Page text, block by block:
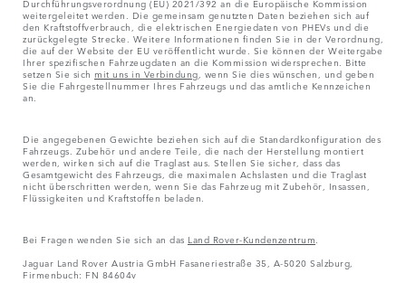
Durchführungsverordnung (EU) 2021/392 an die Europäische Kommission
weitergeleitet werden. Die gemeinsam genutzten Daten beziehen sich auf
den Kraftstoffverbrauch, die elektrischen Energiedaten von PHEVs und die
zurückgelegte Strecke. Weitere Informationen finden Sie in der Verordnung,
die auf der Website der EU veröffentlicht wurde. Sie können der Weitergabe
Ihrer spezifischen Fahrzeugdaten an die Kommission widersprechen. Bitte
setzen Sie sich mit uns in Verbindung, wenn Sie dies wünschen, und geben
Sie die Fahrgestellnummer Ihres Fahrzeugs und das amtliche Kennzeichen
an.
Die angegebenen Gewichte beziehen sich auf die Standardkonfiguration des
Fahrzeugs. Zubehör und andere Teile, die nach der Herstellung montiert
werden, wirken sich auf die Traglast aus. Stellen Sie sicher, dass das
Gesamtgewicht des Fahrzeugs, die maximalen Achslasten und die Traglast
nicht überschritten werden, wenn Sie das Fahrzeug mit Zubehör, Insassen,
Flüssigkeiten und Kraftstoffen beladen.
Bei Fragen wenden Sie sich an das Land Rover-Kundenzentrum.
Jaguar Land Rover Austria GmbH Fasaneriestraße 35, A-5020 Salzburg,
Firmenbuch: FN 84604v